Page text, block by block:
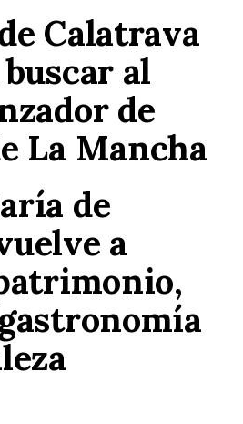
Calatrava
al
de
La Mancha
de
a